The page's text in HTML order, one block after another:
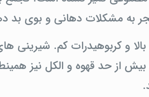
به مشکلات دهانی و بوی بد
و کربوهیدرات کم. شیرینی
از حد قهوه و الکل نیز